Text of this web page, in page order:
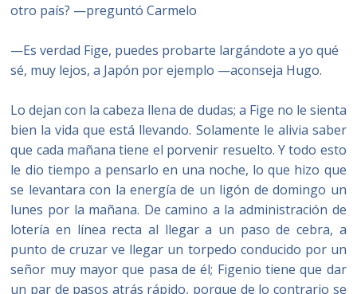
otro país? —preguntó Carmelo
—Es verdad Fige, puedes probarte largándote a yo qué
sé, muy lejos, a Japón por ejemplo —aconseja Hugo.
Lo dejan con la cabeza llena de dudas; a Fige no le sienta
bien la vida que está llevando. Solamente le alivia saber
que cada mañana tiene el porvenir resuelto. Y todo esto
le dio tiempo a pensarlo en una noche, lo que hizo que
se levantara con la energía de un ligón de domingo un
lunes por la mañana. De camino a la administración de
lotería en línea recta al llegar a un paso de cebra, a
punto de cruzar ve llegar un torpedo conducido por un
señor muy mayor que pasa de él; Figenio tiene que dar
un par de pasos atrás rápido, porque de lo contrario se